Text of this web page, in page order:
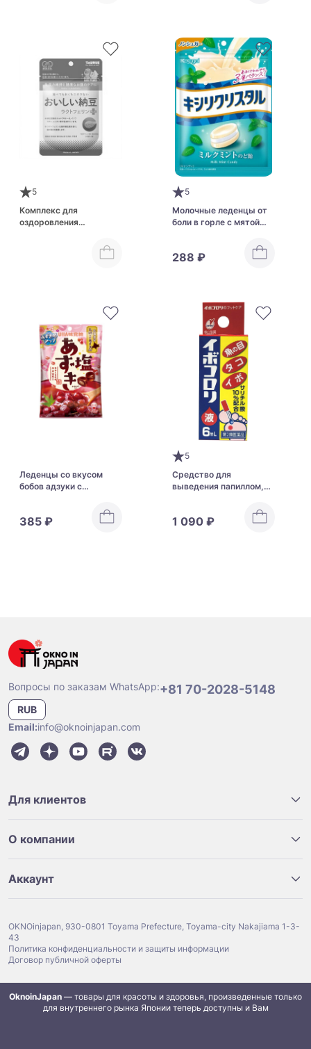
5
Комплекс для
оздоровления
5
Молочные леденцы от
боли в горле с мятой
288 ₽
Леденцы со вкусом
бобов адзуки с
Salted Azuki Bean Candy
385 ₽
5
Средство для
выведения папиллом,
1 090 ₽
Вопросы по заказам WhatsApp:+81 70-2028-5148
RUB
Email:info@oknoinjapan.com
Для клиентов
О компании
Аккаунт
OKNOinjapan, 930-0801 Toyama Prefecture, Toyama-city Nakajiama 1-3-
43
Политика конфиденциальности и защиты информации
Договор публичной оферты
OknoinJapan — товары для красоты и здоровья, произведенные только
для внутреннего рынка Японии теперь доступны и Вам